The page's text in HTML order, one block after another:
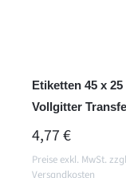
Etiketten 45 x 25
Vollgitter
REGULÄRER
4,77 €
Preise exkl. MwSt.
Versandkosten